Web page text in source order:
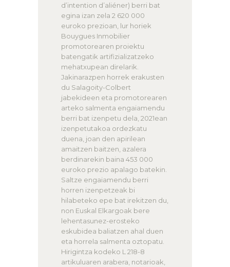
d’intention d’aliéner) berri bat
egina izan zela 2 620 000
euroko prezioan, lur horiek
Bouygues Inmobilier
promotorearen proiektu
batengatik artifizializatzeko
mehatxupean direlarik.
Jakinarazpen horrek erakusten
du Salagoity-Colbert
jabekideen eta promotorearen
arteko salmenta engaiamendu
berri bat izenpetu dela, 2021ean
izenpetutakoa ordezkatu
duena, joan den apirilean
amaitzen baitzen, azalera
berdinarekin baina 453 000
euroko prezio apalago batekin.
Saltze engaiamendu berri
horren izenpetzeak bi
hilabeteko epe bat irekitzen du,
non Euskal Elkargoak bere
lehentasunez-erosteko
eskubidea baliatzen ahal duen
eta horrela salmenta oztopatu.
Hirigintza kodeko L 218-8
artikuluaren arabera, notarioak,